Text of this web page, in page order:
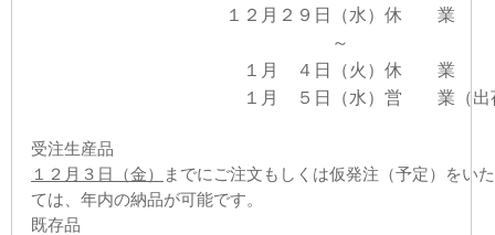
１２月２９日（水）休 業
～
１月 ４日（火）休 業
１月 ５日（水）営 業（出
受注生産品
１２月３日（金）
までにご注文もしくは仮発注（予定）をい
ては、年内の納品が可能です。
既存品